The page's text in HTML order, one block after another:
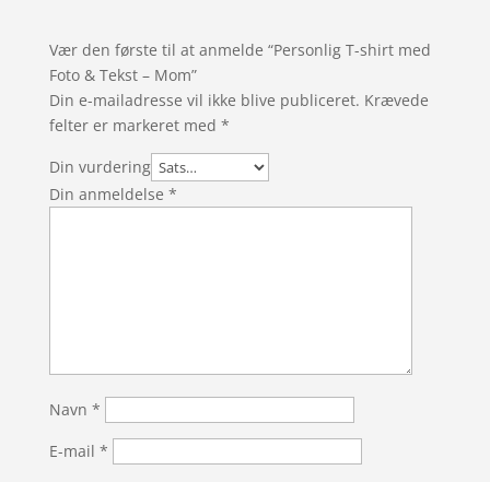
Vær den første til at anmelde “Personlig T-shirt med
Foto & Tekst – Mom”
Din e-mailadresse vil ikke blive publiceret. Krævede
felter er markeret med *
Din vurdering
Din anmeldelse *
Navn *
E-mail *